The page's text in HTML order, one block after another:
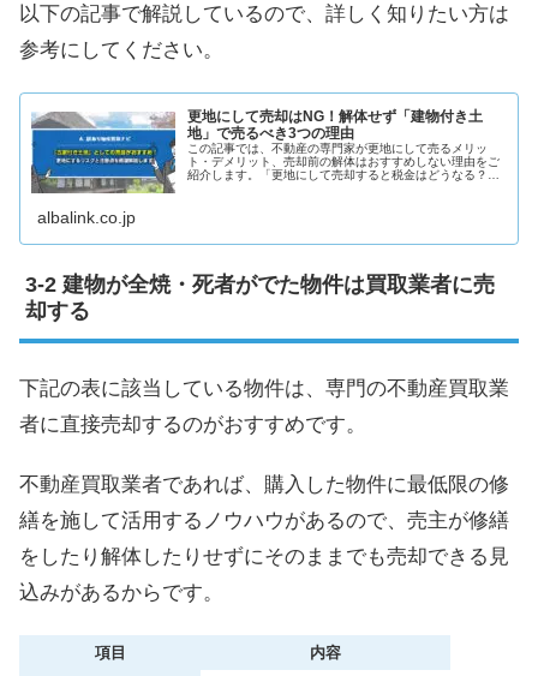
以下の記事で解説しているので、詳しく知りたい方は
参考にしてください。
更地にして売却はNG！解体せず「建物付き土
地」で売るべき3つの理由
この記事では、不動産の専門家が更地にして売るメリッ
ト・デメリット、売却前の解体はおすすめしない理由をご
紹介します。「更地にして売却すると税金はどうなる？」
albalink.co.jp
建物が全焼・死者がでた物件は買取業者に売
却する
下記の表に該当している物件は、専門の不動産買取業
者に直接売却するのがおすすめです。
不動産買取業者であれば、購入した物件に最低限の修
繕を施して活用するノウハウがあるので、売主が修繕
をしたり解体したりせずにそのままでも売却できる見
込みがあるからです。
項目
内容